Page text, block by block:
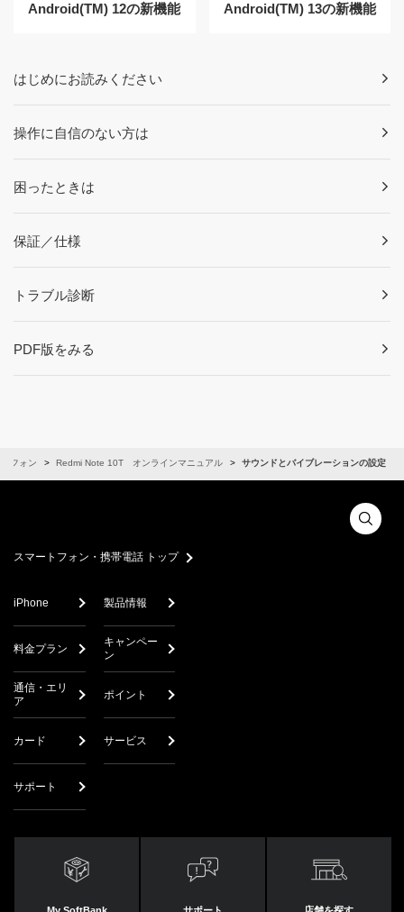
Android(TM) 12の新機能 Android(TM) 13の新機能
はじめにお読みください
操作に自信のない方は
困ったときは
保証／仕様
トラブル診断
PDF版をみる
フォン Redmi Note 10T オンラインマニュアル サウンドとバイブレーションの設定
スマートフォン・携帯電話 トップ
iPhone 製品情報
料金プラン
キャンペー
ン
通信・エリ
ア
ポイント
カード サービス
サポート
My SoftBank サポート 店舗を探す